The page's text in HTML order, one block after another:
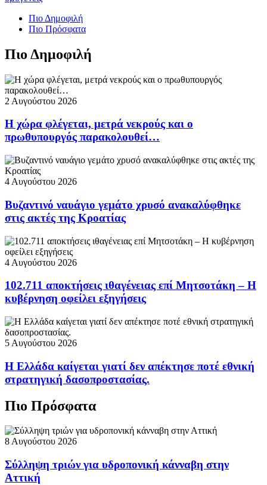
Πιο Δημοφιλή
Πιο Πρόσφατα
Πιο Δημοφιλή
2 Αυγούστου 2026
Η χώρα φλέγεται, μετρά νεκρούς και ο
πρωθυπουργός παρακολουθεί…
4 Αυγούστου 2026
Βυζαντινό ναυάγιο γεμάτο χρυσό ανακαλύφθηκε
στις ακτές της Κροατίας
4 Αυγούστου 2026
102.711 αποκτήσεις ιθαγένειας επί Μητσοτάκη – Η
κυβέρνηση οφείλει εξηγήσεις
5 Αυγούστου 2026
Η Ελλάδα καίγεται γιατί δεν απέκτησε ποτέ εθνική
στρατηγική δασοπροστασίας.
Πιο Πρόσφατα
8 Αυγούστου 2026
Σύλληψη τριών για υδροπονική κάνναβη στην
Αττική